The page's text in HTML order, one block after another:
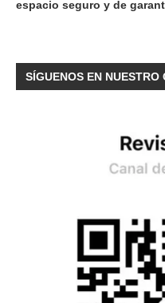
espacio seguro y de
SÍGUENOS EN